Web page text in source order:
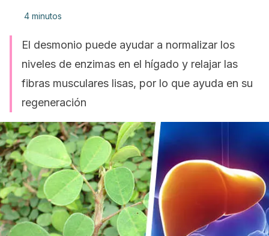
4 minutos
El desmonio puede ayudar a normalizar los
niveles de enzimas en el hígado y relajar las
fibras musculares lisas, por lo que ayuda en su
regeneración